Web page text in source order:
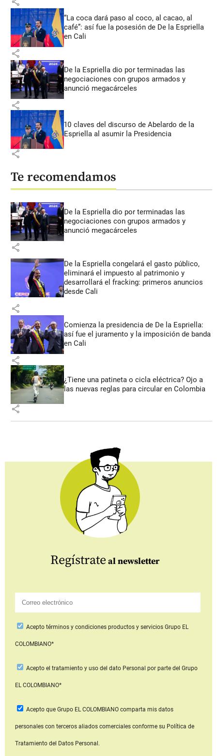
“La coca dará paso al coco, al cacao, al
café”: así fue la posesión de De la Espriella
en Cali
share
De la Espriella dio por terminadas las
negociaciones con grupos armados y
anunció megacárceles
share
10 claves del discurso de Abelardo de la
Espriella al asumir la Presidencia
share
Te recomendamos
De la Espriella dio por terminadas las
negociaciones con grupos armados y
anunció megacárceles
share
De la Espriella congelará el gasto público,
eliminará el impuesto al patrimonio y
desarrollará el fracking: primeros anuncios
desde Cali
share
Comienza la presidencia de De la Espriella:
así fue el juramento y la imposición de banda
en Cali
share
¿Tiene una patineta o cicla eléctrica? Ojo a
las nuevas reglas para circular en Colombia
share
Regístrate al newsletter
Aceptotérminos y condiciones productos y serviciosGrupo EL
COLOMBIANO*
Acepto el tratamiento y uso del dato Personal por parte del Grupo
EL COLOMBIANO*
Acepto que Grupo EL COLOMBIANOcomparta mis datos
personales con terceros aliados comerciales conforme su Política de
Tratamiento del Datos Personal.